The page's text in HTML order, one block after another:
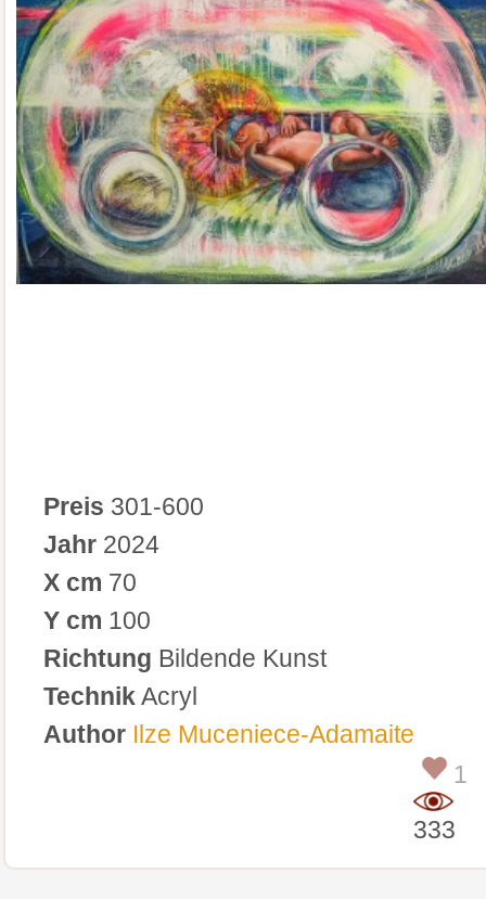
Preis 301-600
Jahr 2024
X cm 70
Y cm 100
Richtung Bildende Kunst
TechnikAcryl
Author Ilze Muceniece-Adamaite
1
333